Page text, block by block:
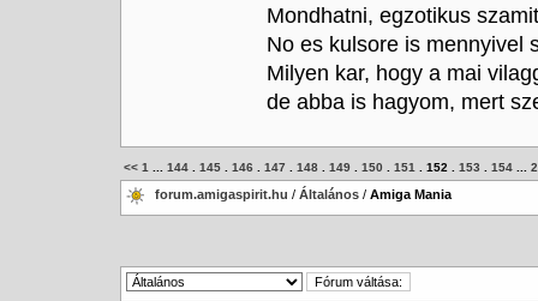
Mondhatni, egzotikus
No es kulsore is mennyivel
Milyen kar, hogy a mai
de abba is hagyom, mert
<< 1 144 145 146 147 148 149 150 151 152 153 154
forum.amigaspirit.hu / Általános / Amiga Mania